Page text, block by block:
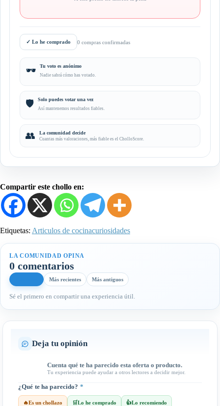
✓ Lo he comprado 0 compras confirmadas
🕶️ Tu voto es anónimo
Nadie sabrá cómo has votado.
🛡️ Solo puedes votar una vez
Así mantenemos resultados fiables.
👥 La comunidad decide
Cuantas más valoraciones, más fiable es el CholloScore.
Compartir este chollo en:
Etiquetas: Articulos de cocinacuriosidades
LA COMUNIDAD OPINA
0 comentarios
Más recientes Más antiguos
Sé el primero en compartir una experiencia útil.
Deja tu opinión
Cuenta qué te ha parecido esta oferta o producto.
Tu experiencia puede ayudar a otros lectores a decidir mejor.
¿Qué te ha parecido? *
🔥Es un chollazo 🛒Lo he comprado 👍Lo recomiendo